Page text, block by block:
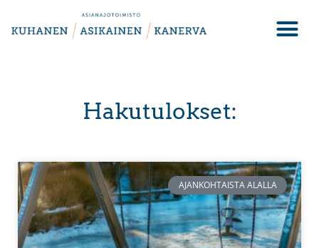
Hakutulokset:
AJANKOHTAISTA ALALLA